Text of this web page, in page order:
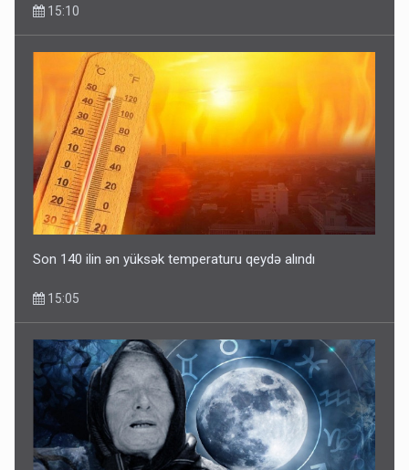
15:10
Son 140 ilin ən yüksək temperaturu qeydə alındı
15:05